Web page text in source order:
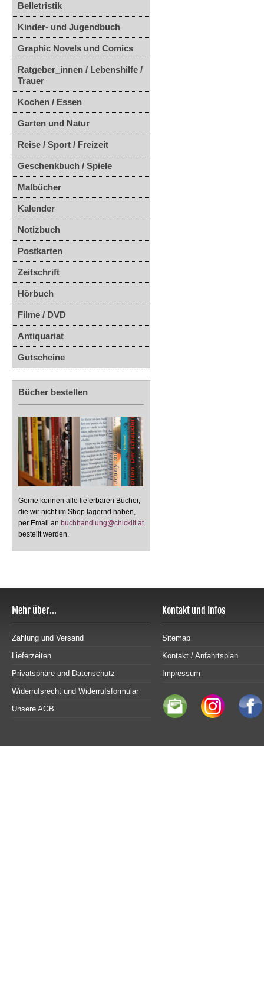
Belletristik
Kinder- und Jugendbuch
Graphic Novels und Comics
Ratgeber_innen / Lebenshilfe /
Trauer
Kochen / Essen
Garten und Natur
Reise / Sport / Freizeit
Geschenkbuch / Spiele
Malbücher
Kalender
Notizbuch
Postkarten
Zeitschrift
Hörbuch
Filme / DVD
Antiquariat
Gutscheine
Bücher bestellen
Gerne können alle lieferbaren Bücher,
die wir nicht im Shop lagernd haben,
per Email an buchhandlung@chicklit.at
bestellt werden.
Mehr über...
Zahlung und Versand
Lieferzeiten
Privatsphäre und Datenschutz
Widerrufsrecht und Widerrufsformular
Unsere AGB
Kontakt und Infos
Sitemap
Kontakt / Anfahrtsplan
Impressum